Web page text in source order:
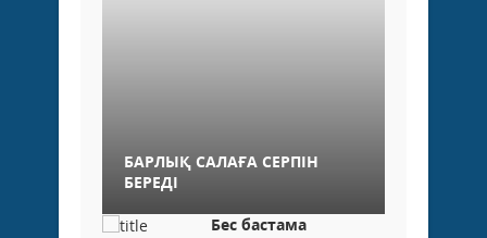
БАРЛЫҚ САЛАҒА СЕРПІН
БЕРЕДІ
Бес бастама